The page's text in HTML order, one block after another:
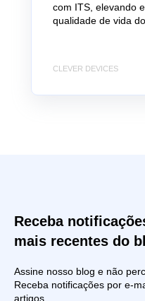
com ITS, elevando
qualidade de vida
CLEVER DEVICES
Receba
mais recentes do
Assine nosso blog e não
Receba notificações por e-
artigos.